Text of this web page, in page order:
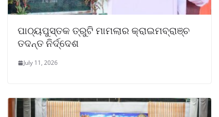
ପାଠ୍ୟପୁସ୍ତକ ତ୍ରୁଟି ମାମଲାର କ୍ରାଇମବ୍ରାଞ୍ଚ
ତଦନ୍ତ ନିର୍ଦ୍ଦେଶ
July 11, 2026